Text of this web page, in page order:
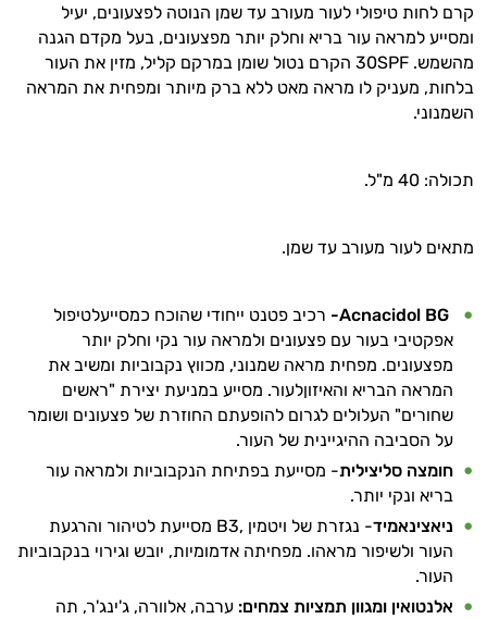
קרם לחות טיפולי לעור מעורב עד שמן הנוטה לפצעונים, יעיל
ומסייע למראה עור בריא וחלק יותר מפצעונים, בעל מקדם הגנה
מהשמש. 30SPF הקרם נטול שומן במרקם קליל, מזין את העור
בלחות, מעניק לו מראה מאט ללא ברק מיותר ומפחית את המראה
השמנוני.
תכולה: 40 מ"ל.
מתאים לעור מעורב עד שמן.
רכיב פטנט ייחודי שהוכח כמסייעלטיפול
אפקטיבי בעור עם פצעונים ולמראה עור נקי וחלק יותר
מפצעונים. מפחית מראה שמנוני, מכווץ נקבוביות ומשיב את
המראה הבריא והאיזוןלעור. מסייע במניעת יצירת "ראשים
שחורים" העלולים לגרום להופעתם החוזרת של פצעונים ושומר
על הסביבה ההיגיינית של העור.
חומצה סליצילית- מסייעת בפתיחת הנקבוביות ולמראה עור
בריא ונקי יותר.
ניאצינאמיד
- נגזרת של ויטמין ,B3 מסייעת לטיהור והרגעת
העור ולשיפור מראהו. מפחיתה אדמומיות, יובש וגירוי בנקבוביות
העור.
אלנטואין ומגוון תמציות צמחים: ערבה, אלוורה, ג'ינג'ר, תה